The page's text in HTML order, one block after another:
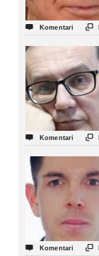
 Komentari 
 Komentari 
 Komentari 